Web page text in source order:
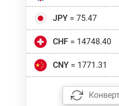
JPY= 75.47
CHF= 14748.40
CNY= 1771.31